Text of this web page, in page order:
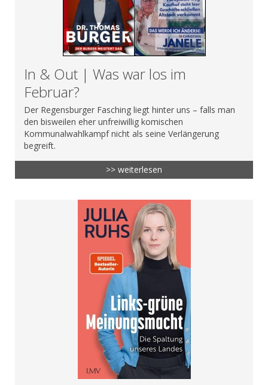
In & Out | Was war los im
Februar?
Der Regensburger Fasching liegt hinter uns – falls man
den bisweilen eher unfreiwillig komischen
Kommunalwahlkampf nicht als seine Verlängerung
begreift.
>> weiterlesen